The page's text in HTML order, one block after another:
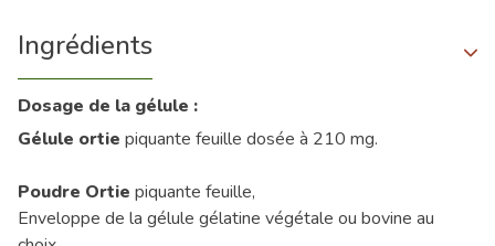
Ingrédients
Dosage de la gélule :
Gélule ortie piquante feuille dosée à 210 mg.
Poudre Ortie piquante feuille,
Enveloppe de la gélule gélatine végétale ou bovine au